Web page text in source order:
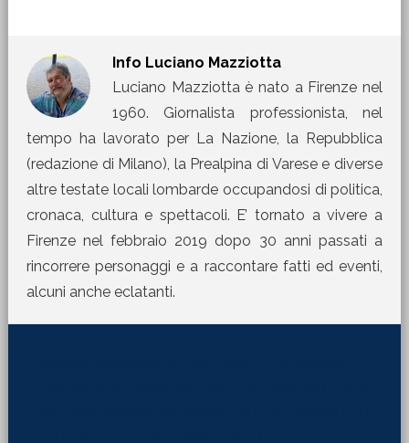
Info Luciano Mazziotta
Luciano Mazziotta è nato a Firenze nel
1960. Giornalista professionista, nel
tempo ha lavorato per La Nazione, la Repubblica
(redazione di Milano), la Prealpina di Varese e diverse
altre testate locali lombarde occupandosi di politica,
cronaca, cultura e spettacoli. E’ tornato a vivere a
Firenze nel febbraio 2019 dopo 30 anni passati a
rincorrere personaggi e a raccontare fatti ed eventi,
alcuni anche eclatanti.